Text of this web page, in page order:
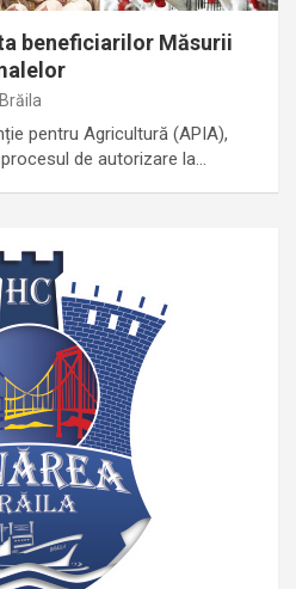
beneficiarilor Măsurii
pentru Agricultură (APIA),
de autorizare la…